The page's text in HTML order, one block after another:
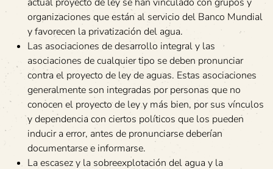
organizaciones que están al servicio del Banco Mundial
y favorecen la privatización del agua.
Las asociaciones de desarrollo integral y las
asociaciones de cualquier tipo se deben pronunciar
contra el proyecto de ley de aguas. Estas asociaciones
generalmente son integradas por personas que no
conocen el proyecto de ley y más bien, por sus vínculos
y dependencia con ciertos políticos que los pueden
inducir a error, antes de pronunciarse deberían
documentarse e informarse.
La escasez y la sobreexplotación del agua y la